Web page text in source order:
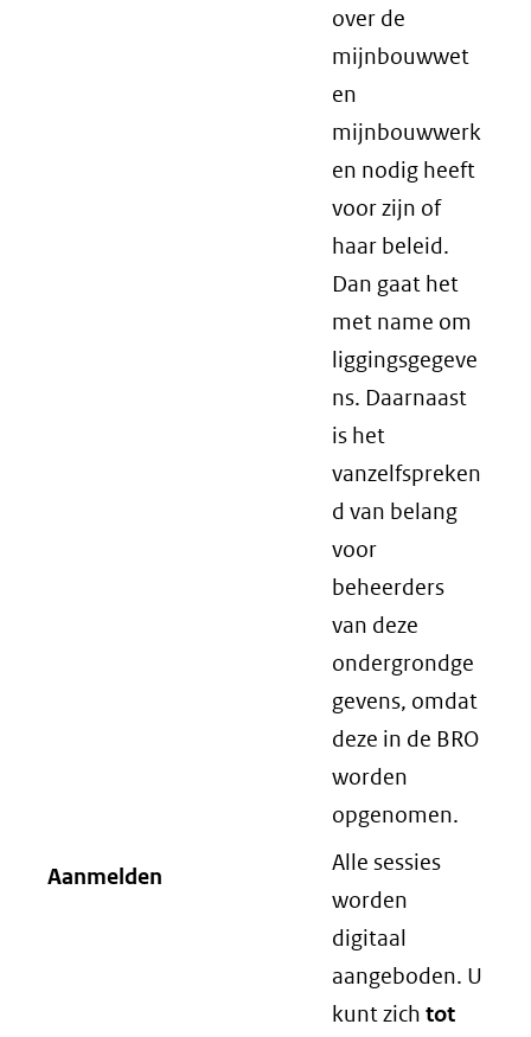
over de
mijnbouwwet
en
mijnbouwwerk
en nodig heeft
voor zijn of
haar beleid.
Dan gaat het
met name om
liggingsgegeve
ns. Daarnaast
is het
vanzelfspreken
d van belang
voor
beheerders
van deze
ondergrondge
gevens, omdat
deze in de BRO
worden
opgenomen.
Aanmelden
Alle sessies
worden
digitaal
aangeboden. U
kunt zich tot